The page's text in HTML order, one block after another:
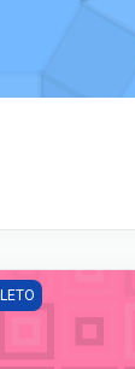
Anacleto